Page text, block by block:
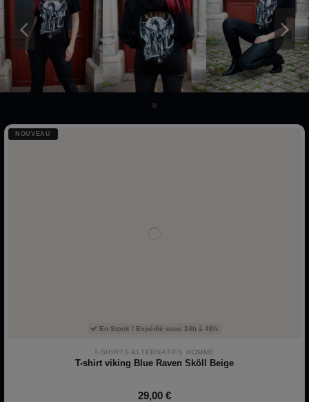
NOUVEAU
En Stock ! Expédié sous 24h à 48h.
T-SHIRTS ALTERNATIFS HOMME
T-shirt viking Blue Raven Sköll Beige
29,00 €